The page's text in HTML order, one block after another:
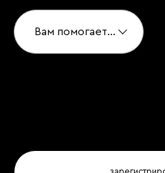
Вам помогает агент по недвижимости?*